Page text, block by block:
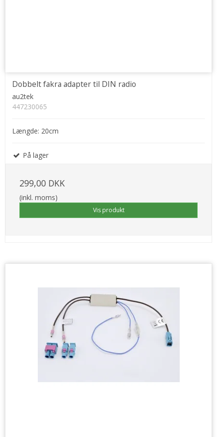
Dobbelt fakra adapter til DIN radio
au2tek
447230065
Længde: 20cm
På lager
299,00 DKK
(inkl. moms)
Vis produkt